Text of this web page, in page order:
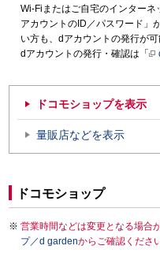
Wi-Fiまたはご自宅のインター
アカウントのID／パスワード」
い方も、dアカウントの発行が可
dアカウントの発行・確認は「
ドコモショップを表示
量販店などを表示
ドコモショップ
営業時間などは変更となる場合
プ／d gardenからご確認ください